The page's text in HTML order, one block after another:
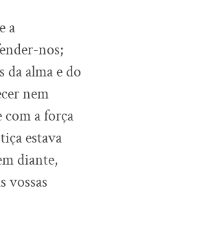
a
nos;
da alma e do
nem
com a força
estava
diante,
vossas